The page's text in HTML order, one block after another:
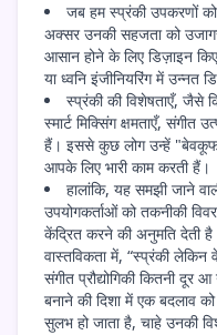
जब हम स्प्रंकी उपकरणों
अक्सर उनकी सहजता को
आसान होने के लिए डिज़ाइन
या ध्वनि इंजीनियरिंग में उन्नत
स्प्रंकी की विशेषताएँ, जैसे
स्मार्ट मिक्सिंग क्षमताएँ, संगीत
हैं। इससे कुछ लोग उन्हें
आपके लिए भारी काम करती हैं।
हालांकि, यह समझी जाने
उपयोगकर्ताओं को तकनीकी
केंद्रित करने की अनुमति देती
वास्तविकता में, “स्प्रंकी लेकिन
संगीत प्रौद्योगिकी कितनी दूर
बनाने की दिशा में एक बदलाव
सुलभ हो जाता है, चाहे उनकी